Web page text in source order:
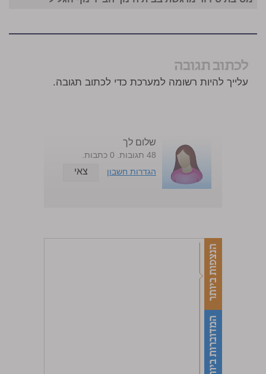
לכתוב תגובה
עלייך להיות רשומה למערכת כדי לכתוב תגובה.
שלום לך
48 תגובות. 0 כתבות.
הגדרות חשבון
צאי